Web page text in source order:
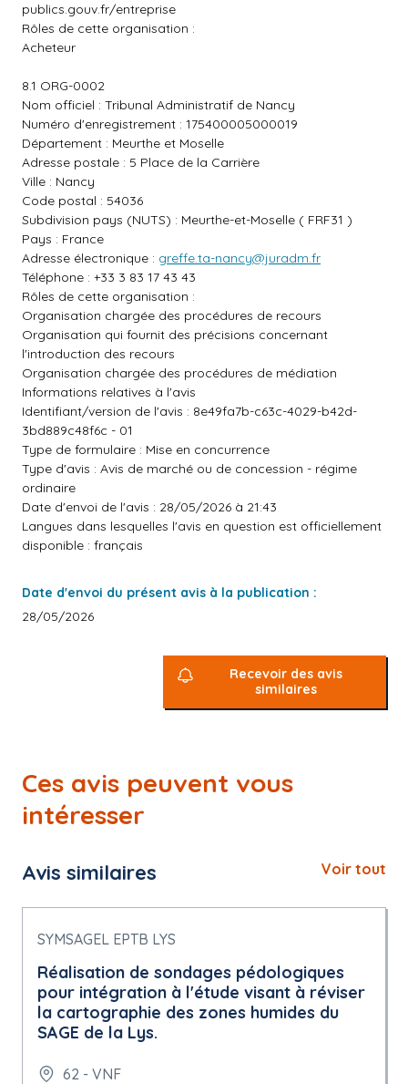
publics.gouv.fr/entreprise
Rôles de cette organisation :
Acheteur
8.1 ORG-0002
Nom officiel : Tribunal Administratif de Nancy
Numéro d'enregistrement : 175400005000019
Département : Meurthe et Moselle
Adresse postale : 5 Place de la Carrière
Ville : Nancy
Code postal : 54036
Subdivision pays (NUTS) : Meurthe-et-Moselle ( FRF31 )
Pays : France
Adresse électronique : greffe.ta-nancy@juradm.fr
Téléphone : +33 3 83 17 43 43
Rôles de cette organisation :
Organisation chargée des procédures de recours
Organisation qui fournit des précisions concernant
l'introduction des recours
Organisation chargée des procédures de médiation
Informations relatives à l'avis
Identifiant/version de l'avis : 8e49fa7b-c63c-4029-b42d-
3bd889c48f6c - 01
Type de formulaire : Mise en concurrence
Type d'avis : Avis de marché ou de concession - régime
ordinaire
Date d'envoi de l'avis : 28/05/2026 à 21:43
Langues dans lesquelles l'avis en question est officiellement
disponible : français
Date d'envoi du présent avis à la publication :
28/05/2026
Recevoir des avis
similaires
Ces avis peuvent vous
intéresser
Avis similaires Voir tout
SYMSAGEL EPTB LYS
Réalisation de sondages pédologiques
pour intégration à l'étude visant à réviser
la cartographie des zones humides du
SAGE de la Lys.
62 - VNF